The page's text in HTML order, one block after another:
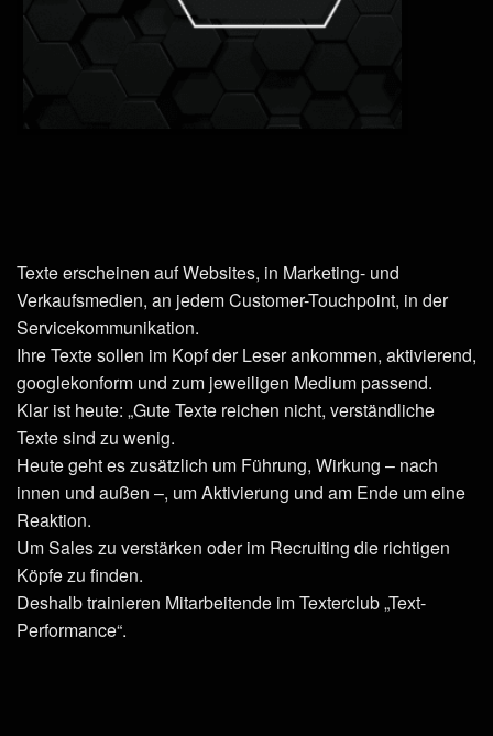
Texte erscheinen auf Websites, in Marketing- und
Verkaufsmedien, an jedem Customer-Touchpoint, in der
Servicekommunikation.
Ihre Texte sollen im Kopf der Leser ankommen, aktivierend,
googlekonform und zum jeweiligen Medium passend.
Klar ist heute: „Gute Texte reichen nicht, verständliche
Texte sind zu wenig.
Heute geht es zusätzlich um Führung, Wirkung – nach
innen und außen –, um Aktivierung und am Ende um eine
Reaktion.
Um Sales zu verstärken oder im Recruiting die richtigen
Köpfe zu finden.
Deshalb trainieren Mitarbeitende im Texterclub „Text-
Performance“.